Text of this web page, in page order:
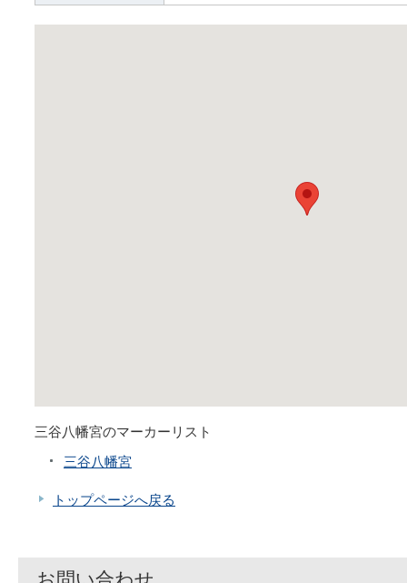
三谷八幡宮のマーカーリスト
三谷八幡宮
トップページへ戻る